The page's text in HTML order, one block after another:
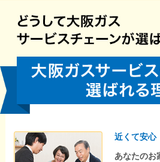
近くて安心
あなたのお